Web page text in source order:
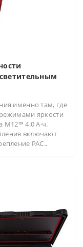
именно там, где
яркости
M12™ 4.0 А·ч.
включают
PAC..